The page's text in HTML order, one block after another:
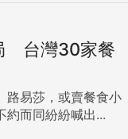
台灣30家餐
路易莎，或賣餐食小
約而同紛紛喊出...